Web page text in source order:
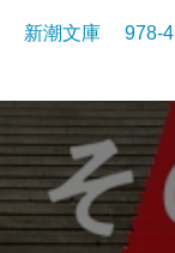
新潮文庫 978-